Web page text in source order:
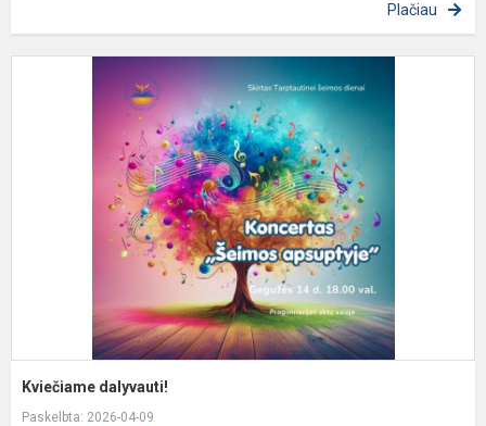
Plačiau
Kviečiame dalyvauti!
Paskelbta: 2026-04-09